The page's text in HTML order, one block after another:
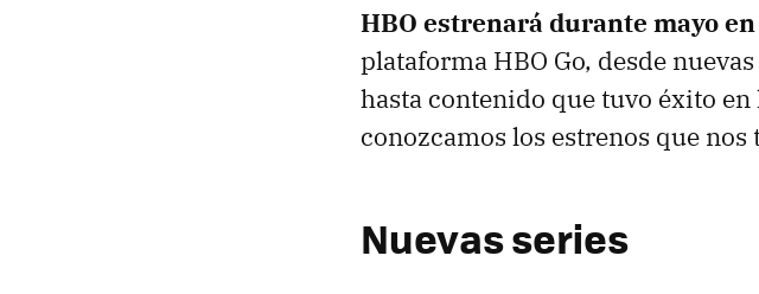
HBO estrenará durante mayo
plataforma HBO Go, desde
hasta contenido que tuvo éxito en
conozcamos los estrenos que nos
Nuevas series